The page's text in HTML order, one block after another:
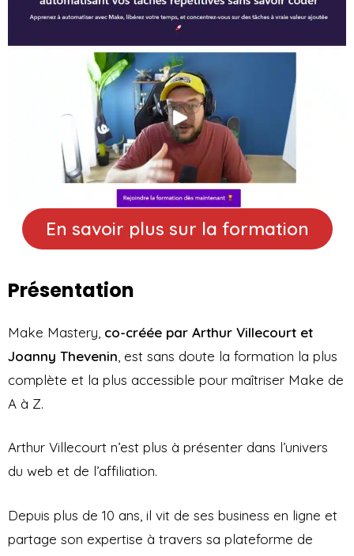
En savoir plus sur la formation
Présentation
Make Mastery, co-créée par Arthur Villecourt et
Joanny Thevenin , est sans doute la formation la plus
complète et la plus accessible pour maîtriser Make de
A à Z.
Arthur Villecourt n’est plus à présenter dans l’univers
du web et de l’affiliation.
Depuis plus de 10 ans, il vit de ses business en ligne et
partage son expertise à travers sa plateforme de